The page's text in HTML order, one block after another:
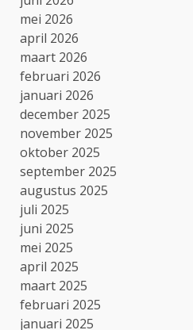
mei 2026
april 2026
maart 2026
februari 2026
januari 2026
december 2025
november 2025
oktober 2025
september 2025
augustus 2025
juli 2025
juni 2025
mei 2025
april 2025
maart 2025
februari 2025
januari 2025